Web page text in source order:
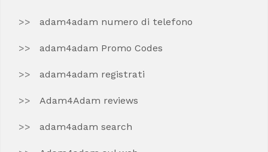
adam4adam numero di telefono
adam4adam Promo Codes
adam4adam registrati
Adam4Adam reviews
adam4adam search